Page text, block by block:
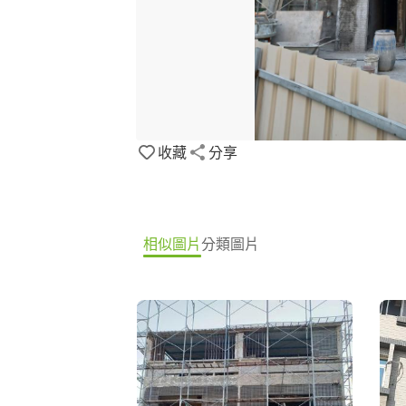
收藏 分享
相似圖片分類圖片